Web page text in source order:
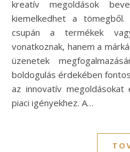
kreatív megoldások
kiemelkedhet a
csupán a termékek
vonatkoznak, hanem a
üzenetek
boldogulás érdekében
az innovatív megoldásokat
piaci igényekhez. A…